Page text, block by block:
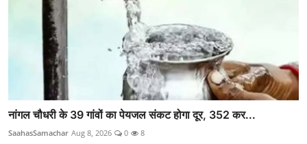
नांगल चौधरी के 39 गांवों का पेयजल संकट होगा दूर, 352 कर...
SaahasSamachar Aug 8, 2026 0 8